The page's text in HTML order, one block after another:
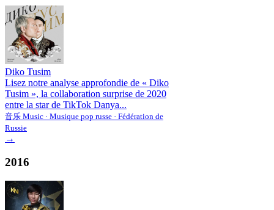
Diko Tusim
Lisez notre analyse approfondie de « Diko
Tusim », la collaboration surprise de 2020
entre la star de TikTok Danya...
音乐 Music · Musique pop russe · Fédération de
Russie
→
2016